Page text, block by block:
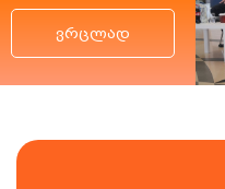
ვრცლად